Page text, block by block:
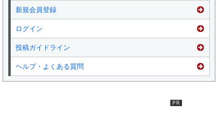
新規会員登録
ログイン
投稿ガイドライン
ヘルプ・よくある質問